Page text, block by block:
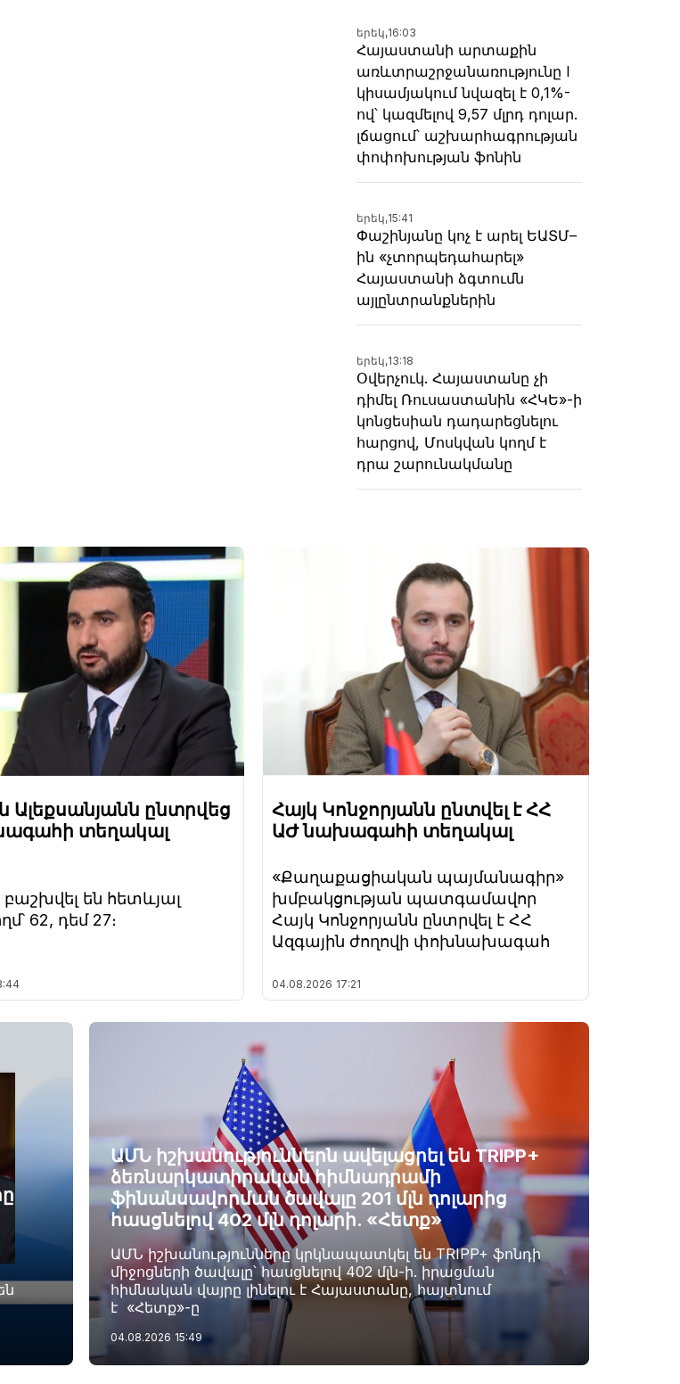
երեկ,16:03
Հայաստանի արտաքին
առևտրաշրջանառությունը I
կիսամյակում նվազել է 0,1%-
ով՝ կազմելով 9,57 մլրդ դոլար.
լճացում՝ աշխարհագրության
փոփոխության ֆոնին
երեկ,15:41
Փաշինյանը կոչ է արել ԵԱՏՄ–
ին «չտորպեդահարել»
Հայաստանի ձգտումն
այլընտրանքներին
երեկ,13:18
Օվերչուկ. Հայաստանը չի
դիմել Ռուսաստանին «ՀԿԵ»-ի
կոնցեսիան դադարեցնելու
հարցով, Մոսկվան կողմ է
դրա շարունակմանը
Ալեքսանյանն ընտրվեց
տեղակալ
բաշխվել են հետևյալ
62, դեմ 27։
Հայկ Կոնջորյանն ընտվել է ՀՀ
ԱԺ նախագահի տեղակալ
«Քաղաքացիական պայմանագիր»
խմբակցության պատգամավոր
Հայկ Կոնջորյանն ընտրվել է ՀՀ
Ազգային ժողովի փոխնախագահ
04.08.2026 17:21
ԱՄՆ իշխանություններն ավելացրել են TRIPP+
ձեռնարկատիրական հիմնադրամի
ֆինանսավորման ծավալը 201 մլն դոլարից
հասցնելով 402 մլն դոլարի. «Հետք»
ԱՄՆ իշխանությունները կրկնապատկել են TRIPP+ ֆոնդի
միջոցների ծավալը՝ հասցնելով 402 մլն-ի. իրացման
հիմնական վայրը լինելու է Հայաստանը, հայտնում
է «Հետք»-ը
04.08.2026 15:49